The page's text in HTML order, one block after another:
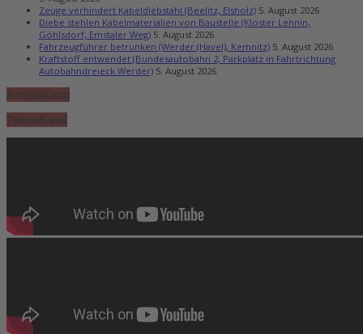
Zeuge verhindert Kabeldiebstahl (Beelitz, Elsholz) 5. August 2026
Diebe stehlen Kabelmaterialien von Baustelle (Kloster Lehnin,
Göhlsdorf, Emstaler Weg) 5. August 2026
Fahrzeugführer betrunken (Werder (Havel), Kemnitz) 5. August 2026
Kraftstoff entwendet (Bundesautobahn 2, Parkplatz in Fahrtrichtung
Autobahndreieck Werder) 5. August 2026
Amtsplausch
TeltowKanal